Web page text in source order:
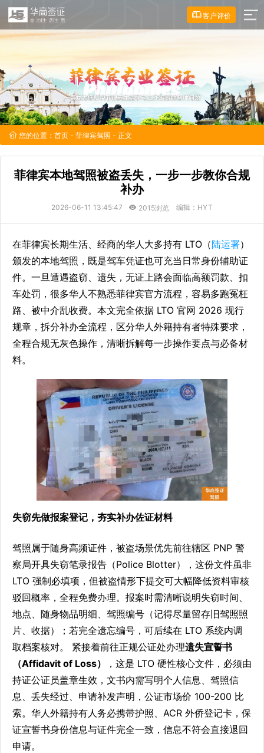
客户评价
您的位置： 首页 - 菲律宾驾照 - 正文
菲律宾本地驾照被盗丢失，一步一步教你合规
补办
2026-06-11 13:45:47 2015浏览 编辑：HYT
在菲律宾长期生活、经商的华人大多持有 LTO（陆运署）
颁发的本地驾照，既是驾车凭证也可充当日常身份辅助证
件。一旦遭遇盗窃、遗失，无证上路会面临高额罚款、扣
车处罚，很多华人不熟悉菲律宾官方流程，容易多跑冤枉
路、被中介乱收费。本文完全依据 LTO 官网 2026 现行
规章，拆分补办全流程，区分华人外籍持有者特殊要求，
全程合规无灰色操作，清晰拆解每一步操作要点与必备材
料。
失窃先做报案登记，夯实补办佐证材料
驾照属于随身高频证件，被盗场景优先前往辖区 PNP 警
察局开具失窃笔录报告（Police Blotter），这份文件虽非
LTO 强制必填项，但被盗情形下提交可大幅降低资料审核
驳回概率，全程免费办理。报案时需清晰说明失窃时间、
地点、随身物品明细、驾照编号（记得尽量留存旧驾照照
片、收据）；若完全遗忘编号，可后续在 LTO 系统内调
取档案核对。 紧接着前往正规公证处办理遗失宣誓书
（Affidavit of Loss）
，这是 LTO 硬性核心文件，必须由
持证公证员盖章生效，文书内需写明个人信息、驾照信
息、丢失经过、申请补发声明，公证市场价 100-200 比
索。华人外籍持有人务必携带护照、ACR 外侨登记卡，保
证宣誓书身份信息与证件完全一致，信息不符会直接退回
申请。